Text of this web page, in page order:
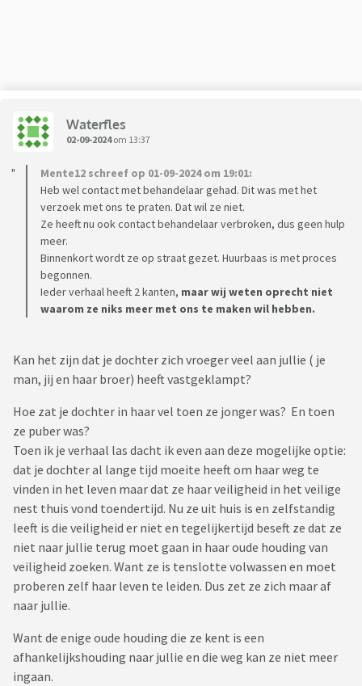
Waterfles
02-09-2024om 13:37
Mente12 schreef op 01-09-2024 om 19:01:
Heb wel contact met behandelaar gehad. Dit was met het
verzoek met ons te praten. Dat wil ze niet.
Ze heeft nu ook contact behandelaar verbroken, dus geen hulp
meer.
Binnenkort wordt ze op straat gezet. Huurbaas is met proces
begonnen.
Ieder verhaal heeft 2 kanten, maar wij weten oprecht niet
waarom ze niks meer met ons te maken wil hebben.
Kan het zijn dat je dochter zich vroeger veel aan jullie ( je
man, jij en haar broer) heeft vastgeklampt?
Hoe zat je dochter in haar vel toen ze jonger was? En toen
ze puber was?
Toen ik je verhaal las dacht ik even aan deze mogelijke optie:
dat je dochter al lange tijd moeite heeft om haar weg te
vinden in het leven maar dat ze haar veiligheid in het veilige
nest thuis vond toendertijd. Nu ze uit huis is en zelfstandig
leeft is die veiligheid er niet en tegelijkertijd beseft ze dat ze
niet naar jullie terug moet gaan in haar oude houding van
veiligheid zoeken. Want ze is tenslotte volwassen en moet
proberen zelf haar leven te leiden. Dus zet ze zich maar af
naar jullie.
Want de enige oude houding die ze kent is een
afhankelijkshouding naar jullie en die weg kan ze niet meer
ingaan.